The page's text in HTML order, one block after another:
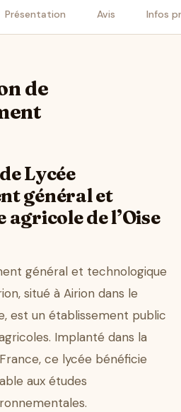
Présentation Avis Infos
de
Lycée
général et
de l’Oise
général et technologique
situé à Airion dans le
est un établissement public
Implanté dans la
ce lycée bénéficie
aux études